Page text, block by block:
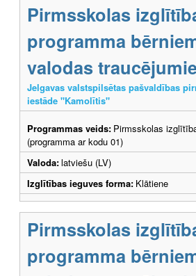
Pirmsskolas
programma
valodas
Jelgavas valstspilsētas pašvaldības
iestāde "Kamolītis"
Programmas veids: Pirmsskolas
(programma ar kodu 01)
Valoda:latviešu (LV)
Izglītības ieguves forma: Klātiene
Pirmsskolas
programma